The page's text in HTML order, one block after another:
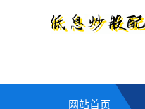
网站首页